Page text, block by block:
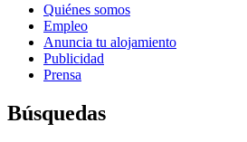
Quiénes somos
Empleo
Anuncia tu alojamiento
Publicidad
Prensa
Búsquedas